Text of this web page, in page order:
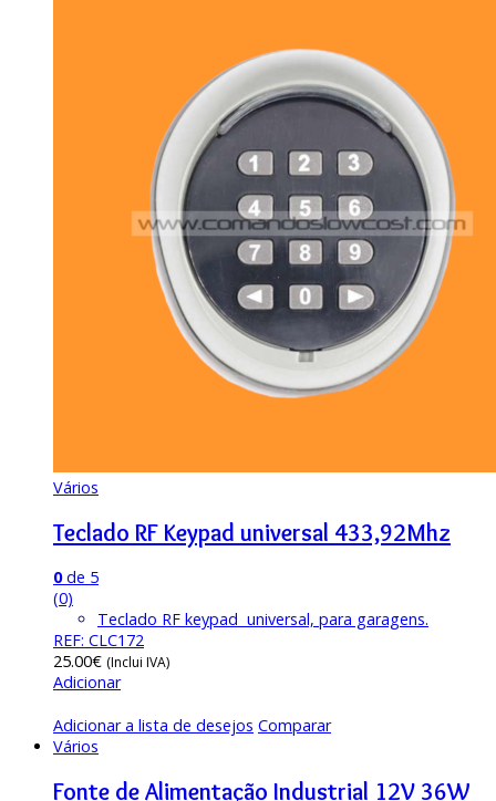
Vários
Teclado RF Keypad universal 433,92Mhz
0de 5
(0)
Teclado RF keypad universal, para garagens.
REF: CLC172
25.00€ (Inclui IVA)
Adicionar
Adicionar a lista de desejos Comparar
Vários
Fonte de Alimentação Industrial 12V 36W